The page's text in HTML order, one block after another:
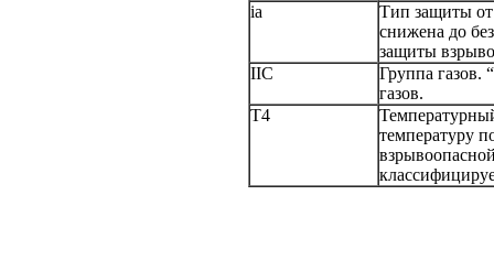
ia
Тип защиты от
снижена до
защиты
IIC
Группа газов.
газов.
T4
температуру